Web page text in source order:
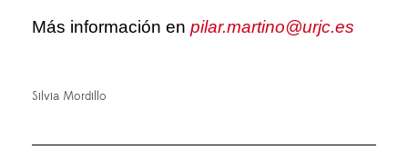
Más información en pilar.martino@urjc.es
Silvia Mordillo